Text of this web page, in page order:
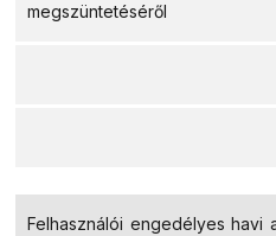
megszüntetéséről
Felhasználói engedélyes havi